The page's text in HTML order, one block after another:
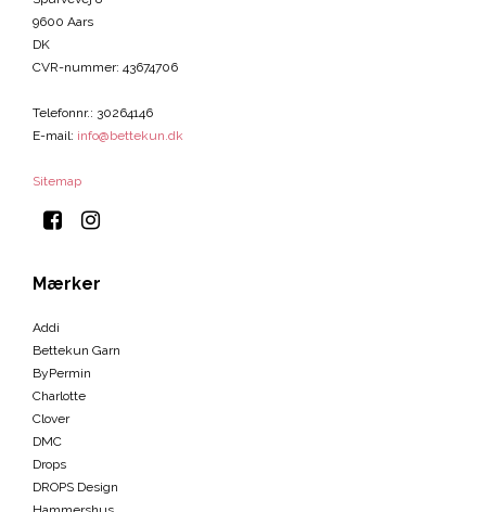
9600 Aars
DK
CVR-nummer: 43674706
Telefonnr.: 30264146
E-mail: info@bettekun.dk
Sitemap
Mærker
Addi
Bettekun Garn
ByPermin
Charlotte
Clover
DMC
Drops
DROPS Design